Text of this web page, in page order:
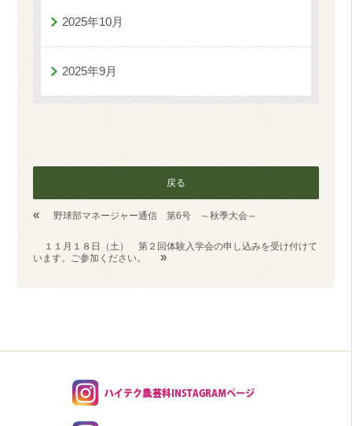
2025年10月
2025年9月
戻る
« 野球部マネージャー通信 第6号 ～秋季大会～
１１月１８日（土） 第２回体験入学会の申し込みを受け付けて
います。ご参加ください。
»